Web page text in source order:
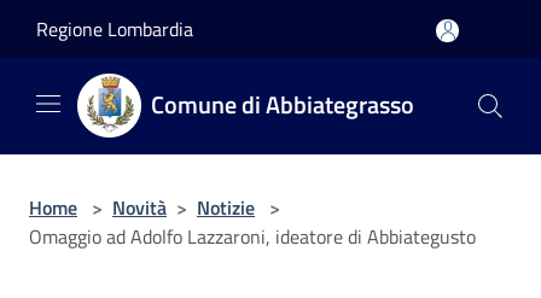
Regione Lombardia
Comune di Abbiategrasso
Home > Novità > Notizie >
Omaggio ad Adolfo Lazzaroni, ideatore di Abbiategusto